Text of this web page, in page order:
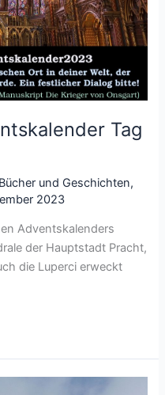
Tag
und Geschichten,
2023
Adventskalenders
der Hauptstadt Pracht,
die Luperci erweckt